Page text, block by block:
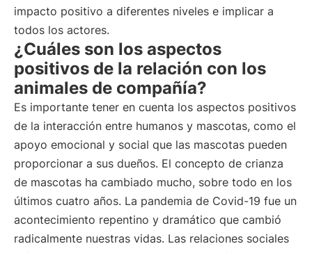
impacto positivo a diferentes niveles e implicar a
todos los actores.
¿Cuáles son los aspectos
positivos de la relación con los
animales de compañía?
Es importante tener en cuenta los aspectos positivos
de la interacción entre humanos y mascotas, como el
apoyo emocional y social que las mascotas pueden
proporcionar a sus dueños. El concepto de crianza
de mascotas ha cambiado mucho, sobre todo en los
últimos cuatro años. La pandemia de Covid-19 fue un
acontecimiento repentino y dramático que cambió
radicalmente nuestras vidas. Las relaciones sociales